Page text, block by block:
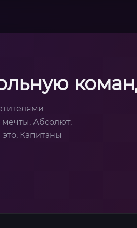
Абсолют,
Капитаны